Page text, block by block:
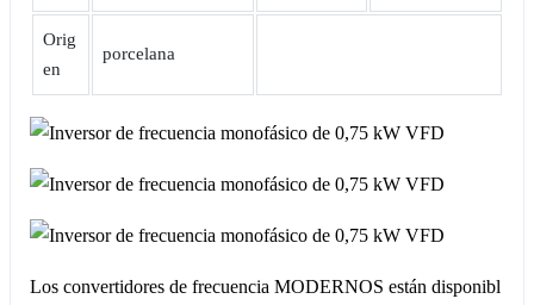
Orig
en
porcelana
Los convertidores de frecuencia MODERNOS están disponibl